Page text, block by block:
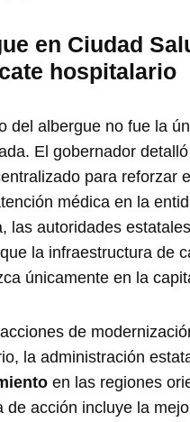
en Ciudad
hospitalario
del albergue no fue la
El gobernador
para reforzar
médica en la
las autoridades
la infraestructura de
únicamente en la
de
la administración
en las regiones
de acción incluye la